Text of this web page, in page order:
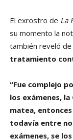
El exrostro de La
su momento la
también reveló de
tratamiento
“Fue complejo
los exámenes,
matea,
todavía entre
exámenes, se